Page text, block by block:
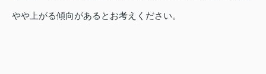
やや上がる傾向があるとお考えください。